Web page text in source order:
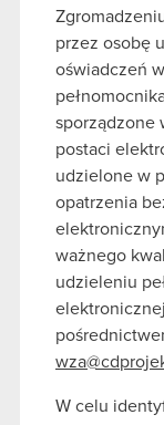
przez osobę
oświadczeń
sporządzone
postaci
udzielone w
opatrzenia
ważnego
udzieleniu
W celu